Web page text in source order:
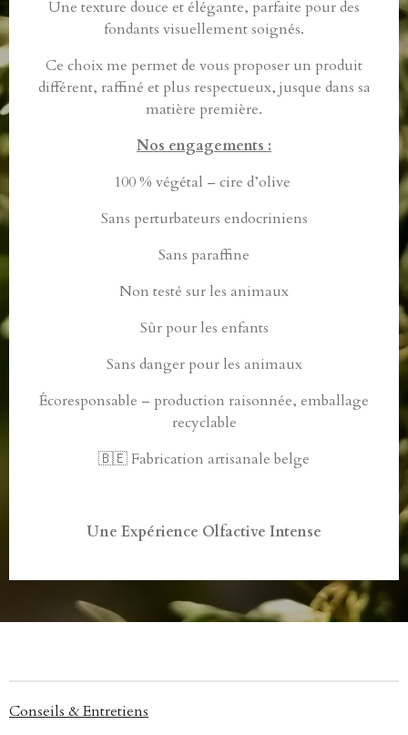
Une texture douce et élégante, parfaite pour des
fondants visuellement soignés.
Ce choix me permet de vous proposer un produit
différent, raffiné et plus respectueux, jusque dans sa
matière première.
Nos engagements :
100 % végétal – cire d’olive
Sans perturbateurs endocriniens
Sans paraffine
Non testé sur les animaux
Sûr pour les enfants
Sans danger pour les animaux
Écoresponsable – production raisonnée, emballage
recyclable
🇧🇪 Fabrication artisanale belge
Une Expérience Olfactive Intense
Conseils & Entretiens